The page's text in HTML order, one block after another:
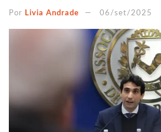
Por Livia Andrade 06/set/2025